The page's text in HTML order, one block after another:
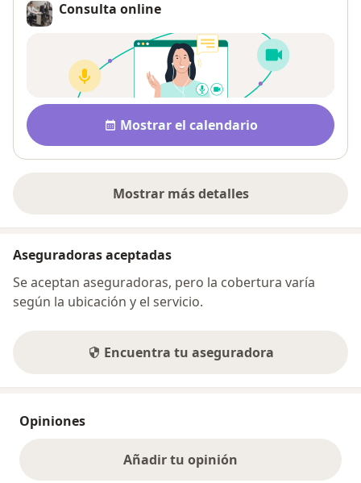
Consulta online
Disponibilidad
Mostrar el calendario
Mostrar más detalles
sobre la dirección
Aseguradoras aceptadas
Se aceptan aseguradoras, pero la cobertura varía
según la ubicación y el servicio.
Encuentra tu aseguradora
Opiniones
Añadir tu opinión